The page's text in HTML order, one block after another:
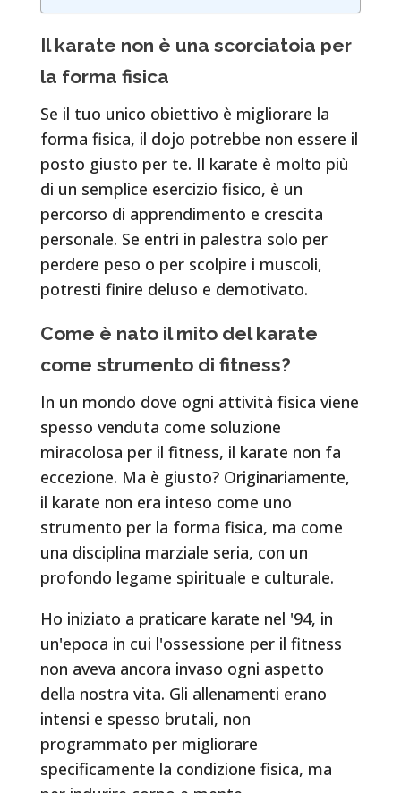
Il karate non è una scorciatoia per
la forma fisica
Se il tuo unico obiettivo è migliorare la
forma fisica, il dojo potrebbe non essere il
posto giusto per te. Il karate è molto più
di un semplice esercizio fisico, è un
percorso di apprendimento e crescita
personale. Se entri in palestra solo per
perdere peso o per scolpire i muscoli,
potresti finire deluso e demotivato.
Come è nato il mito del karate
come strumento di fitness?
In un mondo dove ogni attività fisica viene
spesso venduta come soluzione
miracolosa per il fitness, il karate non fa
eccezione. Ma è giusto? Originariamente,
il karate non era inteso come uno
strumento per la forma fisica, ma come
una disciplina marziale seria, con un
profondo legame spirituale e culturale.
Ho iniziato a praticare karate nel '94, in
un'epoca in cui l'ossessione per il fitness
non aveva ancora invaso ogni aspetto
della nostra vita. Gli allenamenti erano
intensi e spesso brutali, non
programmato per migliorare
specificamente la condizione fisica, ma